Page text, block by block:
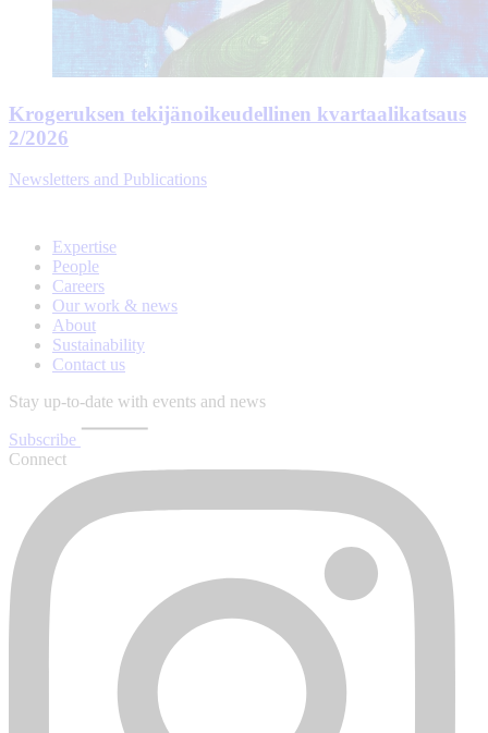
Krogeruksen tekijänoikeudellinen kvartaalikatsaus
2/2026
Newsletters and Publications
Expertise
People
Careers
Our work & news
About
Sustainability
Contact us
Stay up-to-date with events and news
Subscribe
Connect